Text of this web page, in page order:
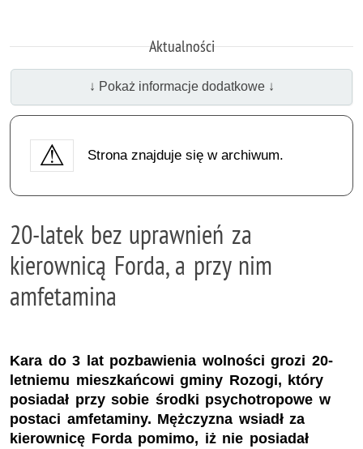
Aktualności
↓ Pokaż informacje dodatkowe ↓
Strona znajduje się w archiwum.
20-latek bez uprawnień za
kierownicą Forda, a przy nim
amfetamina
Kara do 3 lat pozbawienia wolności grozi 20-
letniemu mieszkańcowi gminy Rozogi, który
posiadał przy sobie środki psychotropowe w
postaci amfetaminy. Mężczyzna wsiadł za
kierownicę Forda pomimo, iż nie posiadał